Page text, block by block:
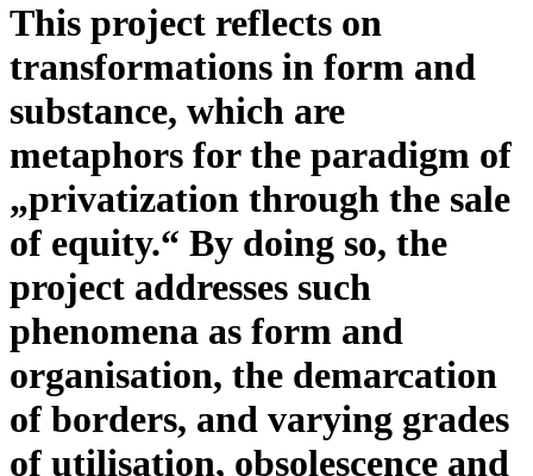
This project reflects on
transformations in form and
substance, which are
metaphors for the paradigm of
„privatization through the sale
of equity.“ By doing so, the
project addresses such
phenomena as form and
organisation, the demarcation
of borders, and varying grades
of utilisation, obsolescence and